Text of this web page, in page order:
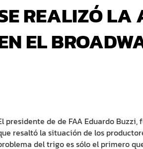
REALIZÓ LA
EL
presidente de de FAA Eduardo
resaltó la situación de los
del trigo es sólo el primero